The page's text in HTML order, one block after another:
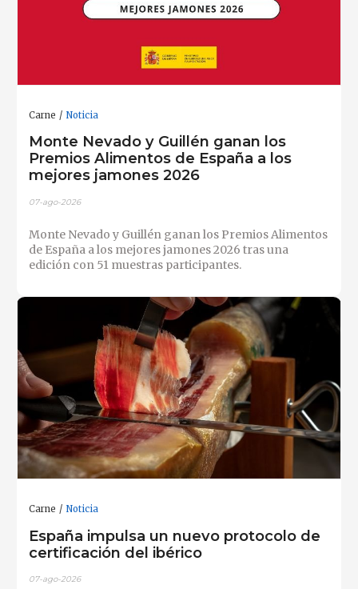
Carne Noticia
Monte Nevado y Guillén ganan los
Premios Alimentos de España a los
mejores jamones 2026
07-ago-2026
Monte Nevado y Guillén ganan los Premios Alimentos
de España a los mejores jamones 2026 tras una
edición con 51 muestras participantes.
Carne Noticia
España impulsa un nuevo protocolo de
certificación del ibérico
07-ago-2026